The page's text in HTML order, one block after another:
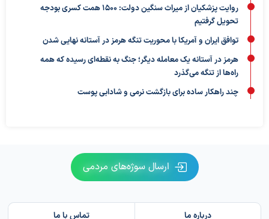
روایت پزشکیان از میراث سنگین دولت: ۱۵۰۰ همت کسری بودجه
تحویل گرفتیم
توافق ایران و آمریکا با محوریت تنگه هرمز در آستانه نهایی شدن
هرمز در آستانه یک معامله دیگر؛ جنگ به نقطه‌ای رسیده که همه
راه‌ها از تنگه می‌گذرد
چند راهکار ساده برای بازگشت نرمی و شادابی پوست
ارسال سوژه‌های مردمی
درباره ما تماس با ما